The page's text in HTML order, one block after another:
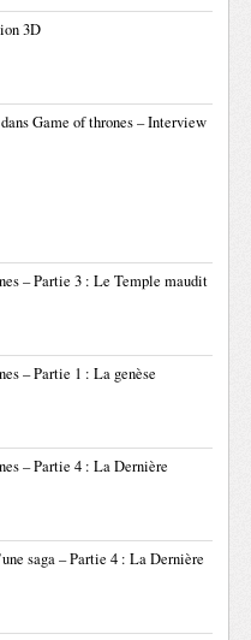
3D
Game of thrones – Interview
– Partie 3 : Le Temple maudit
– Partie 1 : La genèse
– Partie 4 : La Dernière
saga – Partie 4 : La Dernière